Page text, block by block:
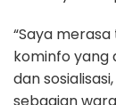
“Saya
kominfo yang
dan